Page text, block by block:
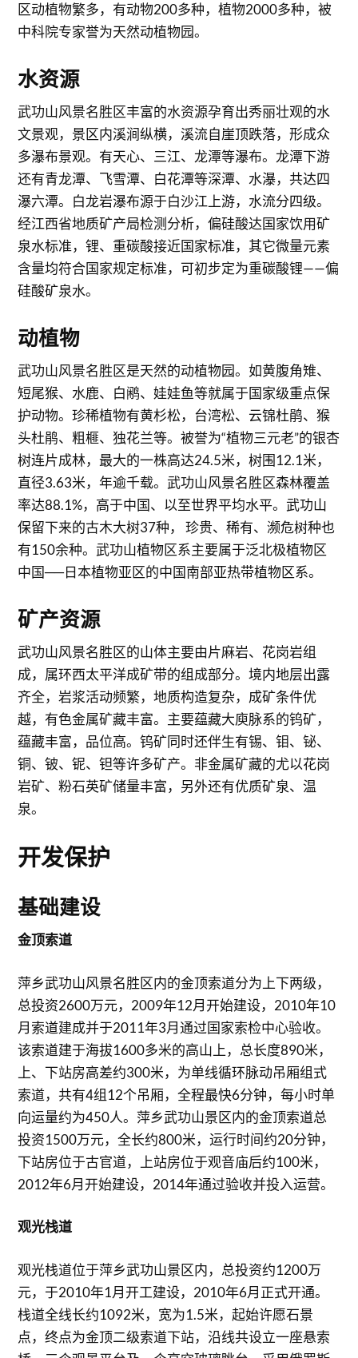
区动植物繁多，有动物200多种，植物2000多种，被
中科院专家誉为天然动植物园。
水资源
武功山风景名胜区丰富的水资源孕育出秀丽壮观的水
文景观，景区内溪涧纵横，溪流自崖顶跌落，形成众
多瀑布景观。有天心、三江、龙潭等瀑布。龙潭下游
还有青龙潭、飞雪潭、白花潭等深潭、水瀑，共达四
瀑六潭。白龙岩瀑布源于白沙江上游，水流分四级。
经江西省地质矿产局检测分析，偏硅酸达国家饮用矿
泉水标准，锂、重碳酸接近国家标准，其它微量元素
含量均符合国家规定标准，可初步定为重碳酸锂——偏
硅酸矿泉水。
动植物
武功山风景名胜区是天然的动植物园。如黄腹角雉、
短尾猴、水鹿、白鹇、娃娃鱼等就属于国家级重点保
护动物。珍稀植物有黄杉松，台湾松、云锦杜鹃、猴
头杜鹃、粗榧、独花兰等。被誉为“植物三元老”的银杏
树连片成林，最大的一株高达24.5米，树围12.1米，
直径3.63米，年逾千载。武功山风景名胜区森林覆盖
率达88.1%，高于中国、以至世界平均水平。武功山
保留下来的古木大树37种， 珍贵、稀有、濒危树种也
有150余种。武功山植物区系主要属于泛北极植物区
中国──日本植物亚区的中国南部亚热带植物区系。
矿产资源
武功山风景名胜区的山体主要由片麻岩、花岗岩组
成，属环西太平洋成矿带的组成部分。境内地层出露
齐全，岩浆活动频繁，地质构造复杂，成矿条件优
越，有色金属矿藏丰富。主要蕴藏大庾脉系的钨矿，
蕴藏丰富，品位高。钨矿同时还伴生有锡、钼、铋、
铜、铍、铌、钽等许多矿产。非金属矿藏的尤以花岗
岩矿、粉石英矿储量丰富，另外还有优质矿泉、温
泉。
开发保护
基础建设
金顶索道
萍乡武功山风景名胜区内的金顶索道分为上下两级，
总投资2600万元，2009年12月开始建设，2010年10
月索道建成并于2011年3月通过国家索检中心验收。
该索道建于海拔1600多米的高山上，总长度890米，
上、下站房高差约300米，为单线循环脉动吊厢组式
索道，共有4组12个吊厢，全程最快6分钟，每小时单
向运量约为450人。萍乡武功山景区内的金顶索道总
投资1500万元，全长约800米，运行时间约20分钟，
下站房位于古官道，上站房位于观音庙后约100米，
2012年6月开始建设，2014年通过验收并投入运营。
观光栈道
观光栈道位于萍乡武功山景区内，总投资约1200万
元，于2010年1月开工建设，2010年6月正式开通。
栈道全线长约1092米，宽为1.5米，起始许愿石景
点，终点为金顶二级索道下站，沿线共设立一座悬索